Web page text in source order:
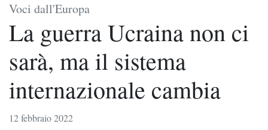
Voci dall'Europa
La guerra Ucraina non ci
sarà, ma il sistema
internazionale cambia
12 febbraio 2022